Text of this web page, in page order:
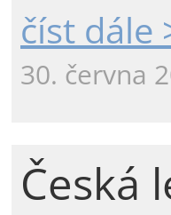
číst dále
30. června
Česká